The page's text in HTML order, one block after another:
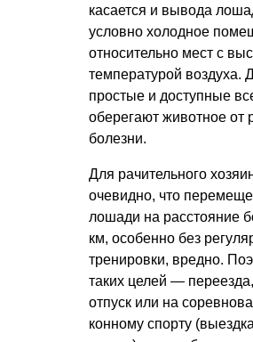
касается и вывода
условно холодное
относительно мест с
температурой воздуха.
простые и доступные
оберегают животное от
болезни.
Для рачительного
очевидно, что
лошади на расстояние
км, особенно без
тренировки, вредно.
таких целей —
отпуск или на
конному спорту